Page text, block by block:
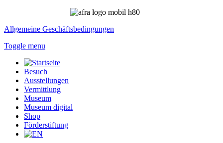
Allgemeine Geschäftsbedingungen
Toggle menu
Besuch
Ausstellungen
Vermittlung
Museum
Museum digital
Shop
Förderstiftung